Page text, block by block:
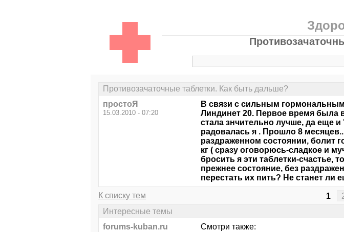
Противозачаточные таблетки. Как быть дальше?
простоЯ
15.03.2010 - 07:20
В связи с сильным
Линдинет 20. Первое время была
стала знчительно лучше, да еще
радовалась я . Прошло 8
раздраженном состоянии, болит
кг ( сразу оговорюсь-сладкое и
бросить я эти таблетки-счастье,
прежнее состояние, без
перестать их пить? Не станет ли
К списку тем 1
Интересные темы
forums-kuban.ru
Смотри также: